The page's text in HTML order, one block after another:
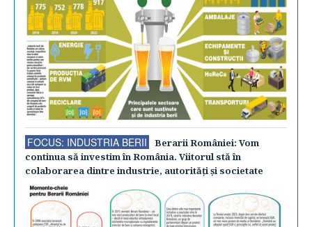
FOCUS: INDUSTRIA BERII
Berarii României: Vom
continua să investim în România. Viitorul stă în
colaborarea dintre industrie, autorităţi şi societate